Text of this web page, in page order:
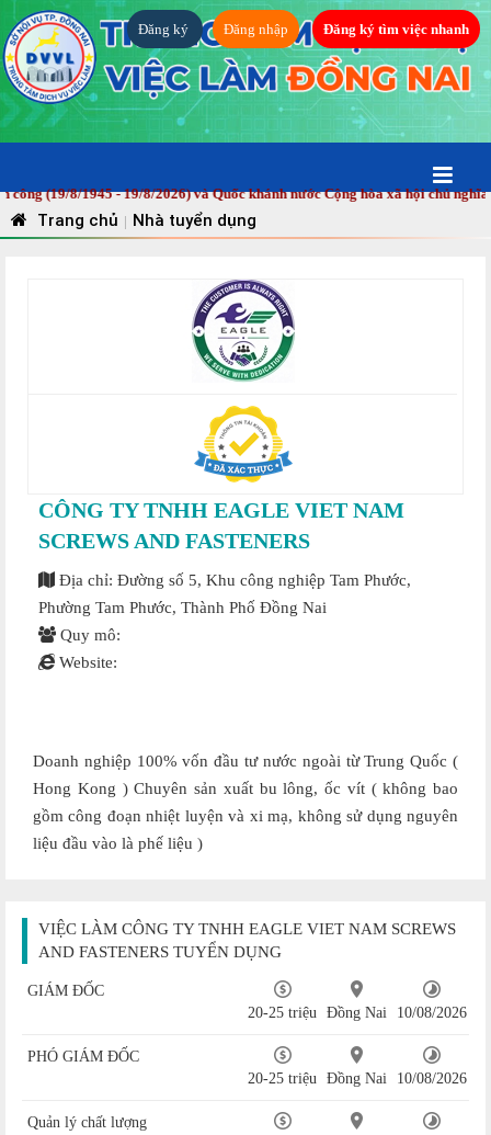
Đăng ký Đăng nhập Đăng ký tìm việc nhanh
(19/8/1945 - 19/8/2026) và Quốc khánh nước Cộng hòa xã hội chủ nghĩa
Trang chủ | Nhà tuyển dụng
CÔNG TY TNHH EAGLE VIET NAM
SCREWS AND FASTENERS
Địa chỉ: Đường số 5, Khu công nghiệp Tam Phước,
Phường Tam Phước, Thành Phố Đồng Nai
Quy mô:
Website:
Doanh nghiệp 100% vốn đầu tư nước ngoài từ Trung Quốc (
Hong Kong ) Chuyên sản xuất bu lông, ốc vít ( không bao
gồm công đoạn nhiệt luyện và xi mạ, không sử dụng nguyên
liệu đầu vào là phế liệu )
VIỆC LÀM CÔNG TY TNHH EAGLE VIET NAM SCREWS
AND FASTENERS TUYỂN DỤNG
GIÁM ĐỐC
20-25 triệu
Đồng Nai 10/08/2026
PHÓ GIÁM ĐỐC
20-25 triệu
Đồng Nai 10/08/2026
Quản lý chất lượng